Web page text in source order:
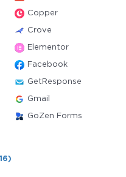
Copper
Crove
Elementor
Facebook
GetResponse
Gmail
GoZen Forms